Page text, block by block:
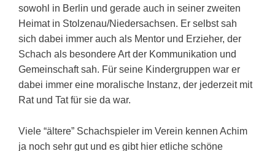
sowohl in Berlin und gerade auch in seiner zweiten
Heimat in Stolzenau/Niedersachsen. Er selbst sah
sich dabei immer auch als Mentor und Erzieher, der
Schach als besondere Art der Kommunikation und
Gemeinschaft sah. Für seine Kindergruppen war er
dabei immer eine moralische Instanz, der jederzeit mit
Rat und Tat für sie da war.
Viele “ältere” Schachspieler im Verein kennen Achim
ja noch sehr gut und es gibt hier etliche schöne